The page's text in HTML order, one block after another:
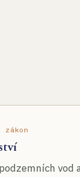
zákon
vod